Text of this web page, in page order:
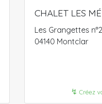
CHALET LES
Les Grangettes n°2
04140 Montclar
↯ Créez